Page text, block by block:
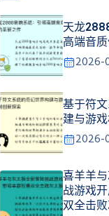
天龙
高端音
2026-
基于符
建与游
2026-
喜羊羊
战游戏
双全击